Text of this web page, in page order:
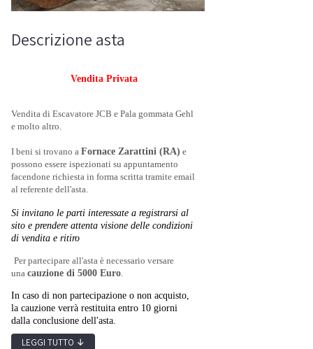
Descrizione asta
Vendita Privata
Vendita di Escavatore JCB e Pala gommata Gehl
e molto altro.
I beni si trovano a Fornace Zarattini (RA) e
possono essere ispezionati su appuntamento
facendone richiesta in forma scritta tramite email
al referente dell'asta.
Si invitano le parti interessate a registrarsi al
sito e prendere attenta visione delle condizioni
di vendita e ritiro
Per partecipare all'asta è necessario versare
una cauzione di 5000 Euro.
In caso di non partecipazione o non acquisto,
la cauzione verrà restituita entro 10 giorni
dalla conclusione dell'asta.
LEGGI TUTTO ↓